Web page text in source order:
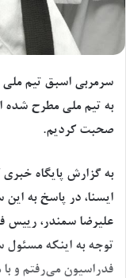
سرمربی اسبق تیم ملی
به تیم ملی مطرح شده
صحبت کردیم.
به گزارش پایگاه خبری
ایسنا، در پاسخ به
علیرضا سمندر، رییس
توجه به اینکه
فدراسیون می‌رفتم و